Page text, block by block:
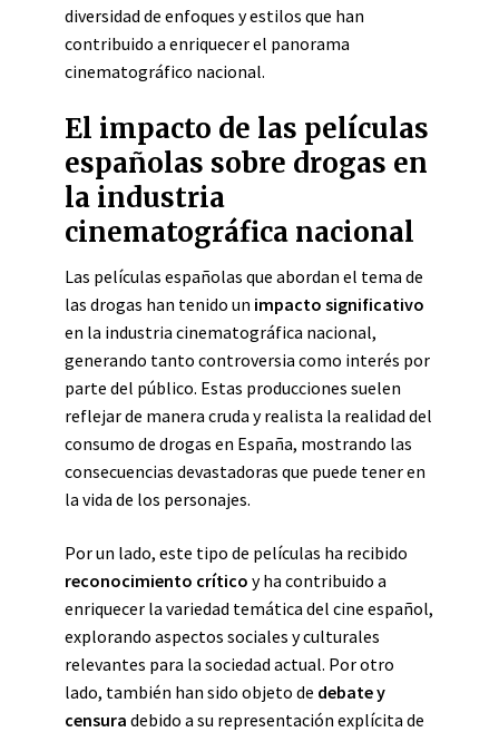
diversidad de enfoques y estilos que han
contribuido a enriquecer el panorama
cinematográfico nacional.
El impacto de las películas
españolas sobre drogas en
la industria
cinematográfica nacional
Las películas españolas que abordan el tema de
las drogas han tenido un impacto significativo
en la industria cinematográfica nacional,
generando tanto controversia como interés por
parte del público. Estas producciones suelen
reflejar de manera cruda y realista la realidad del
consumo de drogas en España, mostrando las
consecuencias devastadoras que puede tener en
la vida de los personajes.
Por un lado, este tipo de películas ha recibido
reconocimiento crítico y ha contribuido a
enriquecer la variedad temática del cine español,
explorando aspectos sociales y culturales
relevantes para la sociedad actual. Por otro
lado, también han sido objeto de debate y
censura debido a su representación explícita de